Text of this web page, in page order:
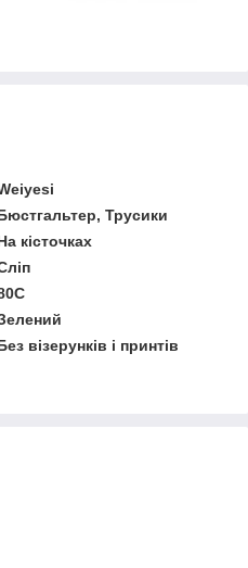
Трусики
кісточках
візерунків і принтів